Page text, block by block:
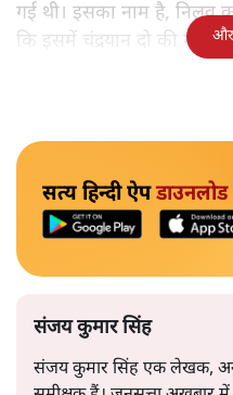
गई थी। इसका नाम है, निलवु
कि इसमें चंद्रयान दो की
सत्य हिन्दी ऐपडाउनलोड
संजय कुमार सिंह
संजय कुमार सिंह एक लेखक,